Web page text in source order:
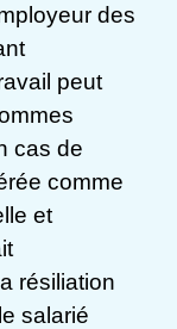
des
peut
cas de
comme
et
résiliation
salarié